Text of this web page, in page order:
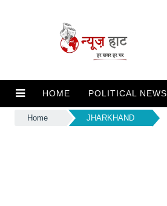
HOME POLITICAL NEWS
Home JHARKHAND